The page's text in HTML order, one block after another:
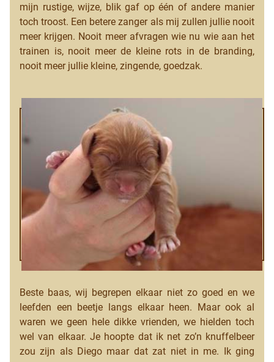
mijn rustige, wijze, blik gaf op één of andere manier
toch troost. Een betere zanger als mij zullen jullie nooit
meer krijgen. Nooit meer afvragen wie nu wie aan het
trainen is, nooit meer de kleine rots in de branding,
nooit meer jullie kleine, zingende, goedzak.
Beste baas, wij begrepen elkaar niet zo goed en we
leefden een beetje langs elkaar heen. Maar ook al
waren we geen hele dikke vrienden, we hielden toch
wel van elkaar. Je hoopte dat ik net zo’n knuffelbeer
zou zijn als Diego maar dat zat niet in me. Ik ging